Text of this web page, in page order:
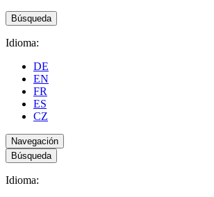
Búsqueda
Idioma:
DE
EN
FR
ES
CZ
Navegación
Búsqueda
Idioma: